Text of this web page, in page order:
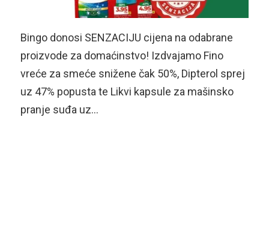
Bingo donosi SENZACIJU cijena na odabrane
proizvode za domaćinstvo! Izdvajamo Fino
vreće za smeće snižene čak 50%, Dipterol sprej
uz 47% popusta te Likvi kapsule za mašinsko
pranje suđa uz…